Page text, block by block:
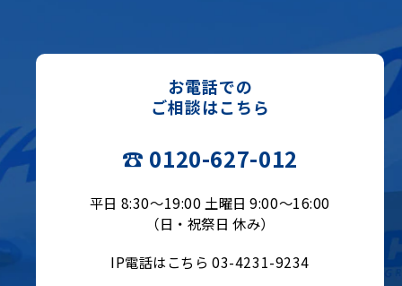
お電話での
ご相談はこちら
☎ 0120-627-012
平日 8:30〜19:00 土曜日 9:00〜16:00
（日・祝祭日 休み）
IP電話はこちら 03-4231-9234